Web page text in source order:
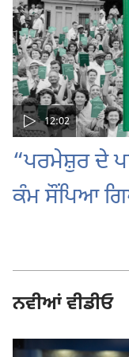
12:02
“ਪਰਮੇਸ਼ੁਰ ਦੇ
ਕੰਮ ਸੌਂਪਿਆ
ਨਵੀਆਂ ਵੀਡੀਓ